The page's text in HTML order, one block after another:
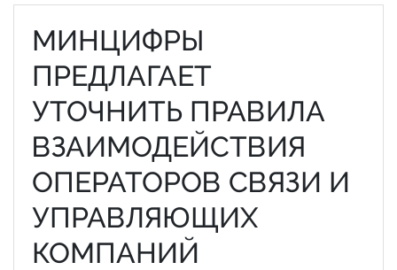
МИНЦИФРЫ
ПРЕДЛАГАЕТ
УТОЧНИТЬ ПРАВИЛА
ВЗАИМОДЕЙСТВИЯ
ОПЕРАТОРОВ СВЯЗИ И
УПРАВЛЯЮЩИХ
КОМПАНИЙ